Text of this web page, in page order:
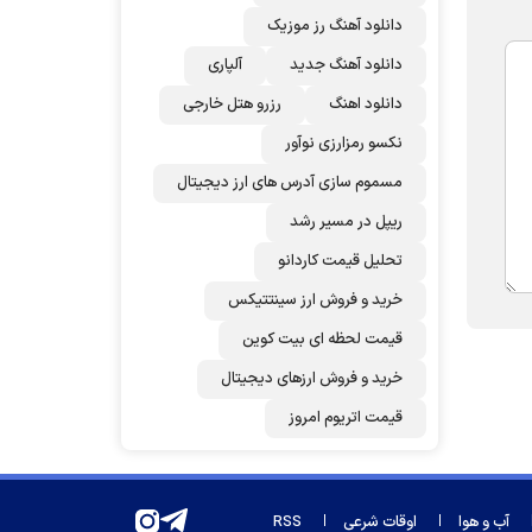
دانلود آهنگ رز‌ موزیک
دانلود آهنگ جدید
آلپاری
دانلود اهنگ
رزرو هتل خارجی
نکسو رمزارزی نوآور
مسموم سازی آدرس های ارز دیجیتال
ریپل در مسیر رشد
تحلیل قیمت کاردانو
خرید و فروش ارز سینتتیکس
قیمت لحظه ای بیت کوین
خرید و فروش ارزهای دیجیتال
قیمت اتریوم امروز
آب و هوا اوقات شرعی RSS